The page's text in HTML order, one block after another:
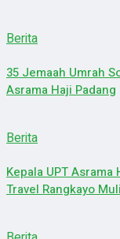
Berita
35 Jemaah Umrah
Asrama Haji Padang
Berita
Kepala UPT
Travel Rangkayo